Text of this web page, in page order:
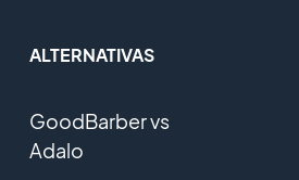
ALTERNATIVAS
GoodBarber vs
Adalo